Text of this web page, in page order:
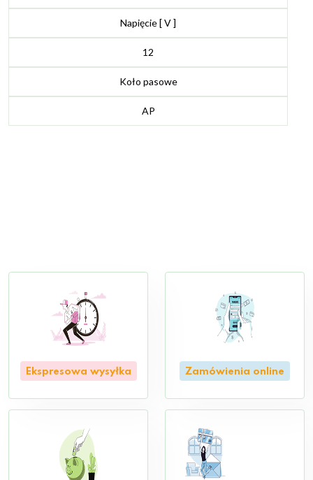
Napięcie [ V ]
12
Koło pasowe
AP
Ekspresowa wysyłka Zamówienia online